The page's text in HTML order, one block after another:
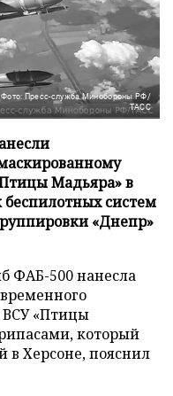
Фото: Пресс-служба Минобороны РФ/
ТАСС
Мадьяра» в
беспилотных систем
«Днепр»
ФАБ-500 нанесла
«Птицы
который
в Херсоне, пояснил